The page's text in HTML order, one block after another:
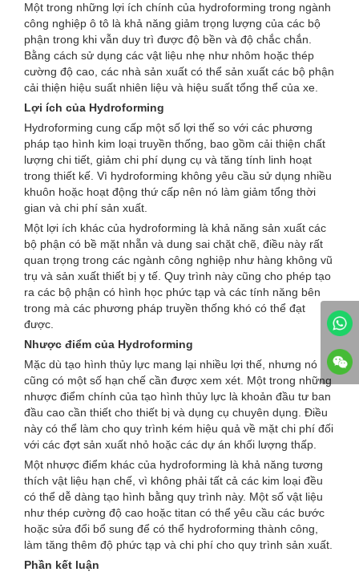
Một trong những lợi ích chính của hydroforming trong ngành
công nghiệp ô tô là khả năng giảm trọng lượng của các bộ
phận trong khi vẫn duy trì được độ bền và độ chắc chắn.
Bằng cách sử dụng các vật liệu nhẹ như nhôm hoặc thép
cường độ cao, các nhà sản xuất có thể sản xuất các bộ phận
cải thiện hiệu suất nhiên liệu và hiệu suất tổng thể của xe.
Lợi ích của Hydroforming
Hydroforming cung cấp một số lợi thế so với các phương
pháp tạo hình kim loại truyền thống, bao gồm cải thiện chất
lượng chi tiết, giảm chi phí dụng cụ và tăng tính linh hoạt
trong thiết kế. Vì hydroforming không yêu cầu sử dụng nhiều
khuôn hoặc hoạt động thứ cấp nên nó làm giảm tổng thời
gian và chi phí sản xuất.
Một lợi ích khác của hydroforming là khả năng sản xuất các
bộ phận có bề mặt nhẵn và dung sai chặt chẽ, điều này rất
quan trọng trong các ngành công nghiệp như hàng không vũ
trụ và sản xuất thiết bị y tế. Quy trình này cũng cho phép tạo
ra các bộ phận có hình học phức tạp và các tính năng bên
trong mà các phương pháp truyền thống khó có thể đạt
được.
Nhược điểm của Hydroforming
Mặc dù tạo hình thủy lực mang lại nhiều lợi thế, nhưng nó
cũng có một số hạn chế cần được xem xét. Một trong những
nhược điểm chính của tạo hình thủy lực là khoản đầu tư ban
đầu cao cần thiết cho thiết bị và dụng cụ chuyên dụng. Điều
này có thể làm cho quy trình kém hiệu quả về mặt chi phí đối
với các đợt sản xuất nhỏ hoặc các dự án khối lượng thấp.
Một nhược điểm khác của hydroforming là khả năng tương
thích vật liệu hạn chế, vì không phải tất cả các kim loại đều
có thể dễ dàng tạo hình bằng quy trình này. Một số vật liệu
như thép cường độ cao hoặc titan có thể yêu cầu các bước
hoặc sửa đổi bổ sung để có thể hydroforming thành công,
làm tăng thêm độ phức tạp và chi phí cho quy trình sản xuất.
Phần kết luận